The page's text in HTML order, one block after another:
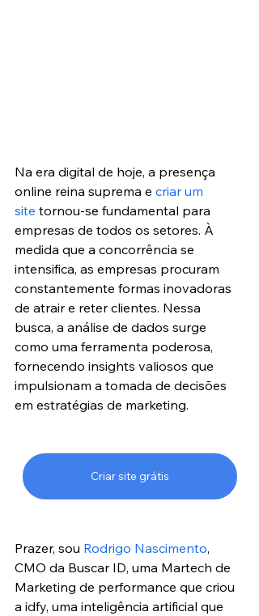
Na era digital de hoje, a presença
online reina suprema e criar um
site tornou-se fundamental para
empresas de todos os setores. À
medida que a concorrência se
intensifica, as empresas procuram
constantemente formas inovadoras
de atrair e reter clientes. Nessa
busca, a análise de dados surge
como uma ferramenta poderosa,
fornecendo insights valiosos que
impulsionam a tomada de decisões
em estratégias de marketing.
Criar site grátis
Prazer, sou Rodrigo Nascimento,
CMO da Buscar ID, uma Martech de
Marketing de performance que criou
a idfy, uma inteligência artificial que